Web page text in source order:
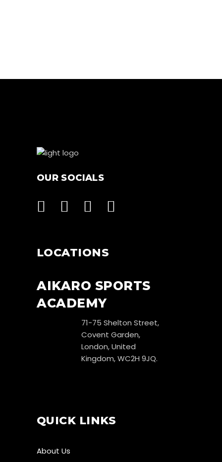
OUR SOCIALS
LOCATIONS
AIKARO SPORTS
ACADEMY
71-75 Shelton Street,
Covent Garden,
London, United
Kingdom, WC2H 9JQ.
QUICK LINKS
About Us